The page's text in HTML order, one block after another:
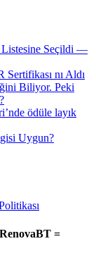
Listesine Seçildi —
nı Aldı
Biliyor. Peki
ödüle layık
Uygun?
=